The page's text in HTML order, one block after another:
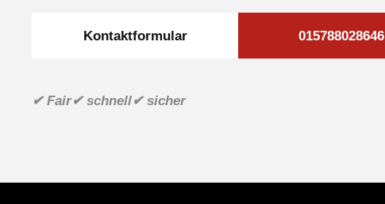
Kontaktformular 015788028646
✔ Fair✔ schnell✔ sicher